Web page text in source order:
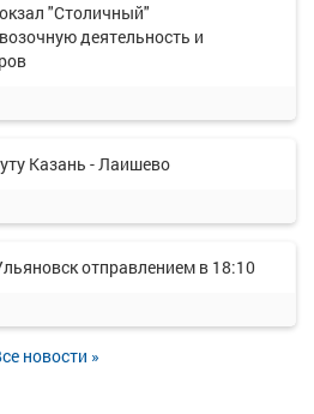
"Столичный"
деятельность и
Казань - Лаишево
отправлением в 18:10
новости »